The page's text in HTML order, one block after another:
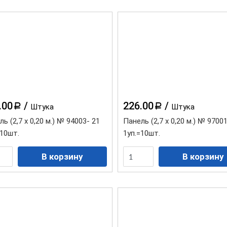
a / Штука
(2,7 х 0,20 м.) № 94003- 21
226.00 a / Штука
Панель (2,7 х 0,20 м.) №
1уп.=10шт.